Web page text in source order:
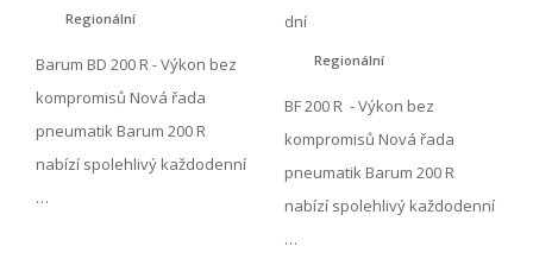
Regionální
Barum BD 200 R - Výkon bez
kompromisů Nová řada
pneumatik Barum 200 R
nabízí spolehlivý každodenní
…
dní
Regionální
BF 200 R - Výkon bez
kompromisů Nová řada
pneumatik Barum 200 R
nabízí spolehlivý každodenní
…